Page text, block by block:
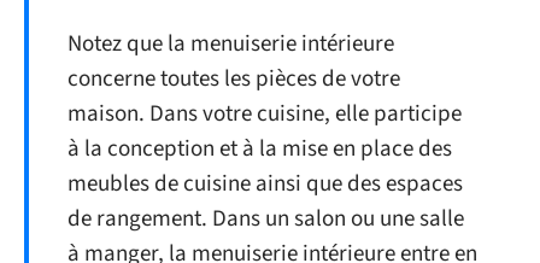
Notez que la menuiserie intérieure
concerne toutes les pièces de votre
maison. Dans votre cuisine, elle participe
à la conception et à la mise en place des
meubles de cuisine ainsi que des espaces
de rangement. Dans un salon ou une salle
à manger, la menuiserie intérieure entre en